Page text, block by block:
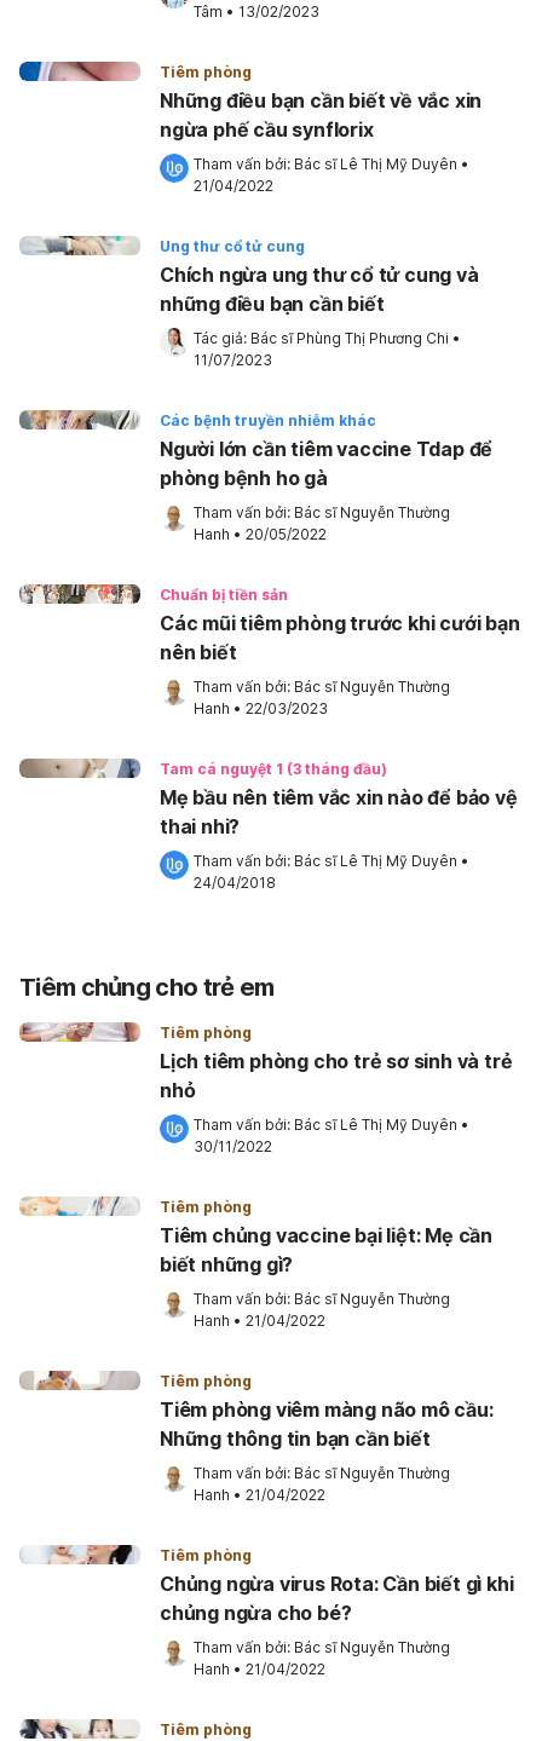
Tâm • 13/02/2023
Tiêm phòng
Những điều bạn cần biết về vắc xin
ngừa phế cầu synflorix
Tham vấn bởi: Bác sĩ Lê Thị Mỹ Duyên •
21/04/2022
Ung thư cổ tử cung
Chích ngừa ung thư cổ tử cung và
những điều bạn cần biết
Tác giả: Bác sĩ Phùng Thị Phương Chi •
11/07/2023
Các bệnh truyền nhiễm khác
Người lớn cần tiêm vaccine Tdap để
phòng bệnh ho gà
Tham vấn bởi: Bác sĩ Nguyễn Thường
Hanh • 20/05/2022
Chuẩn bị tiền sản
Các mũi tiêm phòng trước khi cưới bạn
nên biết
Tham vấn bởi: Bác sĩ Nguyễn Thường
Hanh • 22/03/2023
Tam cá nguyệt 1 (3 tháng đầu)
Mẹ bầu nên tiêm vắc xin nào để bảo vệ
thai nhi?
Tham vấn bởi: Bác sĩ Lê Thị Mỹ Duyên •
24/04/2018
Tiêm chủng cho trẻ em
Tiêm phòng
Lịch tiêm phòng cho trẻ sơ sinh và trẻ
nhỏ
Tham vấn bởi: Bác sĩ Lê Thị Mỹ Duyên •
30/11/2022
Tiêm phòng
Tiêm chủng vaccine bại liệt: Mẹ cần
biết những gì?
Tham vấn bởi: Bác sĩ Nguyễn Thường
Hanh • 21/04/2022
Tiêm phòng
Tiêm phòng viêm màng não mô cầu:
Những thông tin bạn cần biết
Tham vấn bởi: Bác sĩ Nguyễn Thường
Hanh • 21/04/2022
Tiêm phòng
Chủng ngừa virus Rota: Cần biết gì khi
chủng ngừa cho bé?
Tham vấn bởi: Bác sĩ Nguyễn Thường
Hanh • 21/04/2022
Tiêm phòng